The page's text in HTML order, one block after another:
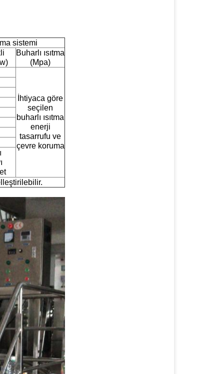
sistemi
Buharlı ısıtma
(Mpa)
İhtiyaca göre
seçilen
buharlı ısıtma
enerji
tasarrufu ve
çevre koruma